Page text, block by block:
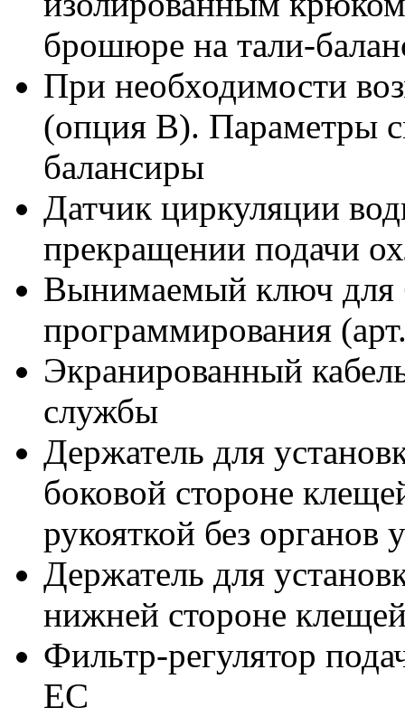
брошюре на тали-
При необходимости
(опция В). Параметры
балансиры
Датчик циркуляции
прекращении подачи
Вынимаемый ключ для
программирования
Экранированный
службы
Держатель для
боковой стороне
рукояткой без органов
Держатель для
нижней стороне
Фильтр-регулятор
ЕС